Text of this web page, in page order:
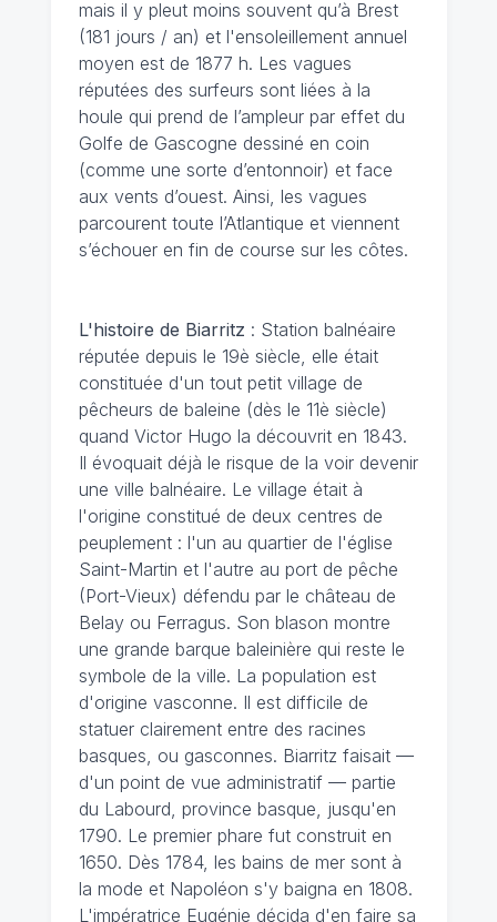
mais il y pleut moins souvent qu’à Brest
(181 jours / an) et l'ensoleillement annuel
moyen est de 1877 h. Les vagues
réputées des surfeurs sont liées à la
houle qui prend de l’ampleur par effet du
Golfe de Gascogne dessiné en coin
(comme une sorte d’entonnoir) et face
aux vents d’ouest. Ainsi, les vagues
parcourent toute l’Atlantique et viennent
s’échouer en fin de course sur les côtes.
L'histoire de Biarritz : Station balnéaire
réputée depuis le 19è siècle, elle était
constituée d'un tout petit village de
pêcheurs de baleine (dès le 11è siècle)
quand Victor Hugo la découvrit en 1843.
Il évoquait déjà le risque de la voir devenir
une ville balnéaire. Le village était à
l'origine constitué de deux centres de
peuplement : l'un au quartier de l'église
Saint-Martin et l'autre au port de pêche
(Port-Vieux) défendu par le château de
Belay ou Ferragus. Son blason montre
une grande barque baleinière qui reste le
symbole de la ville. La population est
d'origine vasconne. Il est difficile de
statuer clairement entre des racines
basques, ou gasconnes. Biarritz faisait —
d'un point de vue administratif — partie
du Labourd, province basque, jusqu'en
1790. Le premier phare fut construit en
1650. Dès 1784, les bains de mer sont à
la mode et Napoléon s'y baigna en 1808.
L'impératrice Eugénie décida d'en faire sa